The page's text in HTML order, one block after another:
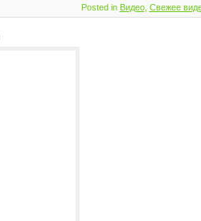
Posted in Видео, Свежее